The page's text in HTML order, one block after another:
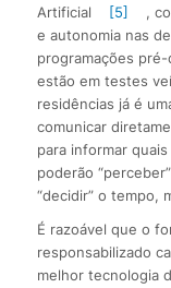
Artificial
[5]
,
e autonomia nas
programações
estão em testes
residências já é
comunicar
para informar
poderão
“decidir” o tempo,
É razoável que o
responsabilizado
melhor tecnologia